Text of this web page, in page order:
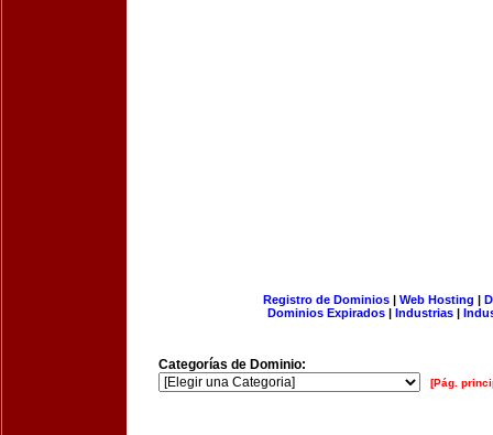
Registro de Dominios| Web Hosting |
Dominios Expirados | Industrias |
Categorías de Dominio:
[Pág.